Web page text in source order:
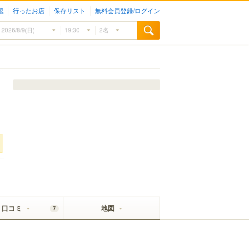
行ったお店 保存リスト 無料会員登録/ログイン
口コミ 7 地図